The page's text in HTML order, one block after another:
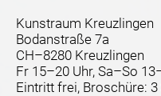
Kunstraum Kreuzlingen
Bodanstraße 7a
CH–8280 Kreuzlingen
Fr 15–20 Uhr, Sa–So
Eintritt frei, Broschüre: 3